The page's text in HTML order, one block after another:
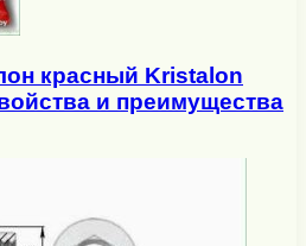
красный Kristalon
и преимущества